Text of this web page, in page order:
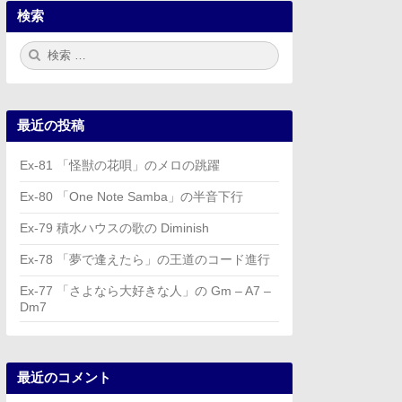
検索
検
索:
最近の投稿
Ex-81 「怪獣の花唄」のメロの跳躍
Ex-80 「One Note Samba」の半音下行
Ex-79 積水ハウスの歌の Diminish
Ex-78 「夢で逢えたら」の王道のコード進行
Ex-77 「さよなら大好きな人」の Gm – A7 –
Dm7
最近のコメント